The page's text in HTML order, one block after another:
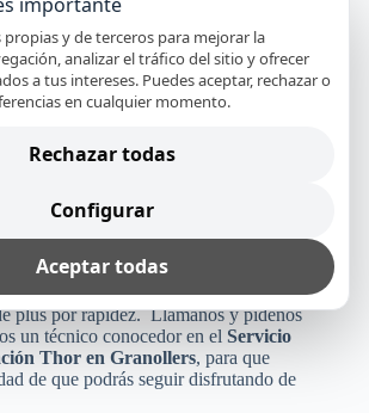
Pero no solo con eso nos
en elServicio Técnico y de
pasa por la certificación de
servicio en el mismo día en la
uso de recambios originales Thor
continuará funcionando con alto
tiempo. Y a todo esto, le damos un
absoluta y segura garantía por
tu refrigerador, lavadora, lavavajillas,
otro equipo Thor que tienes en
Pues, no arriesgues esa inversión,
inexperta. Consúltanos, ya que
te reparamos mayormente el mismo día
plus por rapidez. Llámanos y pídenos
un técnico conocedor en el Servicio
Thor en Granollers, para que
de que podrás seguir disfrutando de
y de terceros para mejorar la
analizar el tráfico del sitio y ofrecer
a tus intereses. Puedes aceptar, rechazar o
en cualquier momento.
Rechazar todas
Configurar
Aceptar todas